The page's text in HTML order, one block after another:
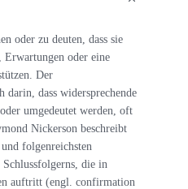
oder zu deuten, dass sie
Erwartungen oder eine
Der
darin, dass widersprechende
umgedeutet werden, oft
Nickerson beschreibt
folgenreichsten
die in
auftritt (engl. confirmation